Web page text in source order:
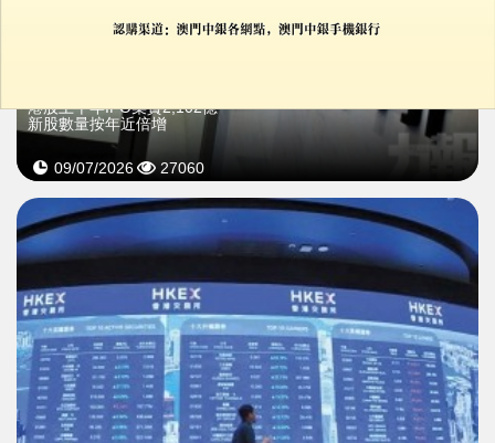
港股上半年IPO集資2,102億
新股數量按年近倍增
09/07/2026 27060